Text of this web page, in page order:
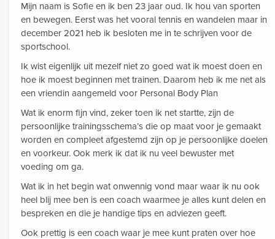
Mijn naam is Sofie en ik ben 23 jaar oud. Ik hou van sporten
en bewegen. Eerst was het vooral tennis en wandelen maar in
december 2021 heb ik besloten me in te schrijven voor de
sportschool.
Ik wist eigenlijk uit mezelf niet zo goed wat ik moest doen en
hoe ik moest beginnen met trainen. Daarom heb ik me net als
een vriendin aangemeld voor Personal Body Plan
Wat ik enorm fijn vind, zeker toen ik net startte, zijn de
persoonlijke trainingsschema’s die op maat voor je gemaakt
worden en compleet afgestemd zijn op je persoonlijke doelen
en voorkeur. Ook merk ik dat ik nu veel bewuster met
voeding om ga.
Wat ik in het begin wat onwennig vond maar waar ik nu ook
heel blij mee ben is een coach waarmee je alles kunt delen en
bespreken en die je handige tips en adviezen geeft.
Ook prettig is een coach waar je mee kunt praten over hoe